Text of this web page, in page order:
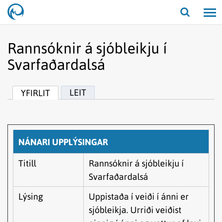
Opna/
Rannsóknir á sjóbleikju í
Svarfaðardalsá
YFIRLIT LEIT
NÁNARI UPPLÝSINGAR
Titill
Rannsóknir á sjóbleikju í
Svarfaðardalsá
Lýsing
Uppistaða í veiði í ánni er
sjóbleikja. Urriði veiðist